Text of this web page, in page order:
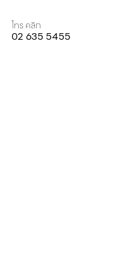
โทร คลิก
02 635 5455